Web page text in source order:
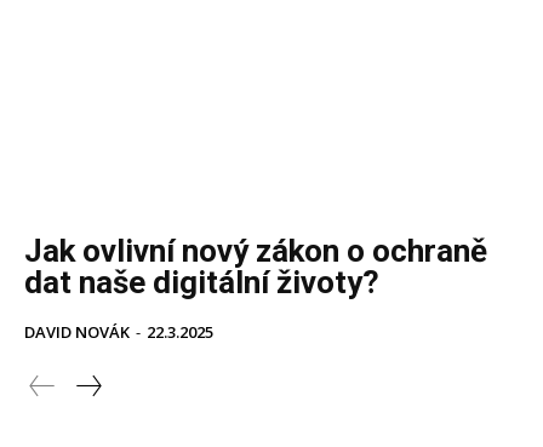
Jak ovlivní nový zákon o ochraně
dat naše digitální životy?
DAVID NOVÁK - 22.3.2025